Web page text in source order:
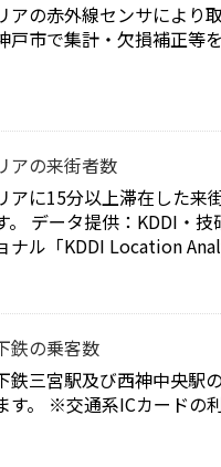
アの赤外線センサにより
戸市で集計・欠損補正等
アの来街者数
アに15分以上滞在した来
。 データ提供：KDDI・技
ナル「KDDI Location
鉄の乗客数
鉄三宮駅及び西神中央駅
す。 ※交通系ICカードの